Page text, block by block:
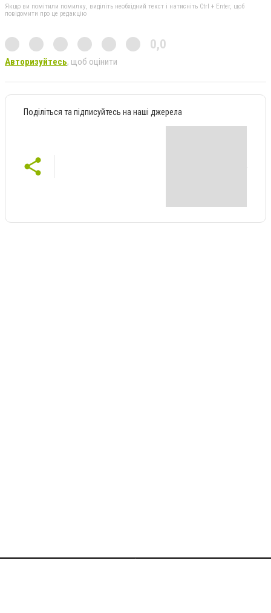
Якщо ви помітили помилку, виділіть необхідний текст і натисніть Ctrl + Enter, щоб
повідомити про це редакцію
0,0
Авторизуйтесь, щоб оцінити
Поділіться та підписуйтесь на наші джерела